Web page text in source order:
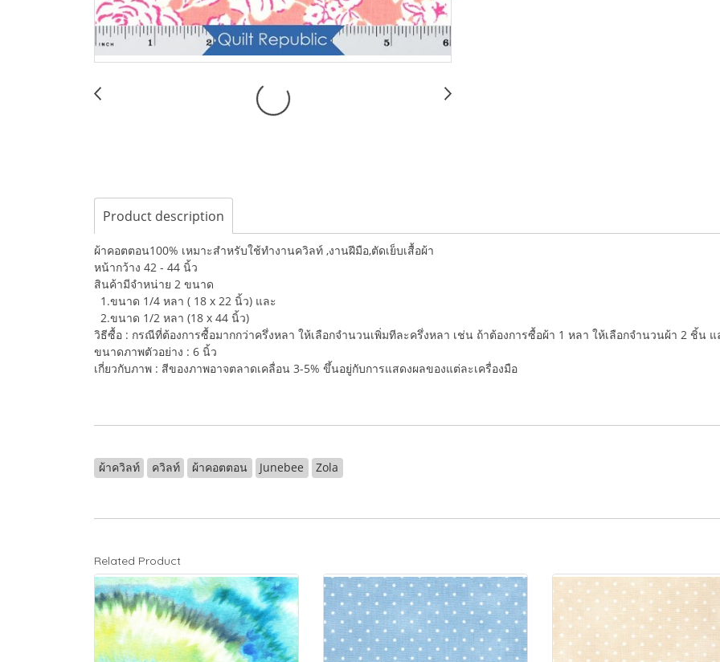
Product description
ผ้าคอตตอน100% เหมาะสำหรับใช้ทำงานควิลท์ ,งานฝีมือ,ตัดเย็บเสื้อผ้า
หน้ากว้าง 42 - 44 นิ้ว
สินค้ามีจำหน่าย 2 ขนาด
1.ขนาด 1/4 หลา ( 18 x 22 นิ้ว) และ
2.ขนาด 1/2 หลา (18 x 44 นิ้ว)
วิธีซื้อ : กรณีที่ต้องการซื้อมากกว่าครึ่งหลา ให้เลือกจำนวนเพิ่มทีละครึ่งหลา เช่น ถ้าต้องการซื้อผ้า 1 หลา ให้เลือกจำนวนผ้า 2 ชิ้น
ขนาดภาพตัวอย่าง : 6 นิ้ว
เกี่ยวกับภาพ : สีของภาพอาจตลาดเคลื่อน 3-5% ขึ้นอยู่กับการแสดงผลของแต่ละเครื่องมือ
ผ้าควิลท์ ควิลท์ ผ้าคอตตอน Junebee Zola
Related Product